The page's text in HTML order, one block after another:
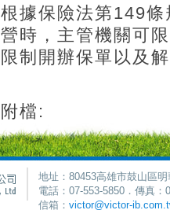
根據保險法第149
營時，主管機關可
限制開辦保單以及
附檔:
地址：80453高雄市鼓山區
電話：07-553-5850．傳真
信箱： victor@victor-